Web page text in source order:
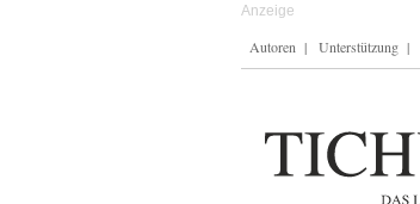
Autoren Unterstützung